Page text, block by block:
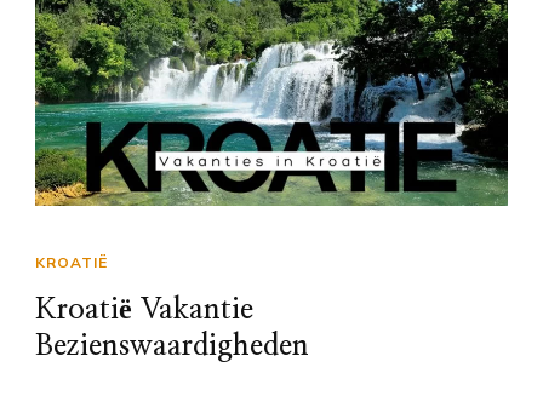
KROATIË
Kroatië Vakantie
Bezienswaardigheden